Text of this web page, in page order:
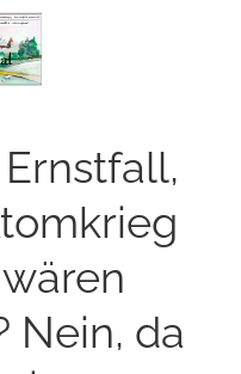
Nein, da